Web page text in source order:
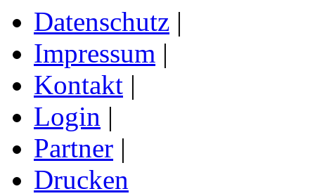
Datenschutz |
Impressum |
Kontakt |
Login |
Partner |
Drucken